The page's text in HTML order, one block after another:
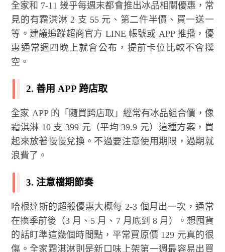
全家和 7-11 幾乎每週末都會推出冰品相關優惠，常
見的有霜淇淋 2 支 55 元、第二件半價、買一送一
等。建議追蹤超商官方 LINE 帳號或 APP 推播，優
惠通常週四晚上就會公布，提前卡位比較不會撲
空。
2. 善用 APP 跨店取
全家 APP 的「隨買跨店取」經常有冰品組合價，像
霜淇淋 10 支 399 元（平均 39.9 元）這種方案，買
起來放著慢慢兌換。不過要注意使用期限，過期就
浪費了。
3. 注意檔期節奏
哈根達斯的超殺優惠大概每 2-3 個月出一次，通常
在換季前後（3 月、5 月、7 月底到 8 月）。想囤貨
的話盯準這幾個時間點，平常買原價 129 元真的很
傷。全家霜淇淋則是新口味上架第一週最容易出買